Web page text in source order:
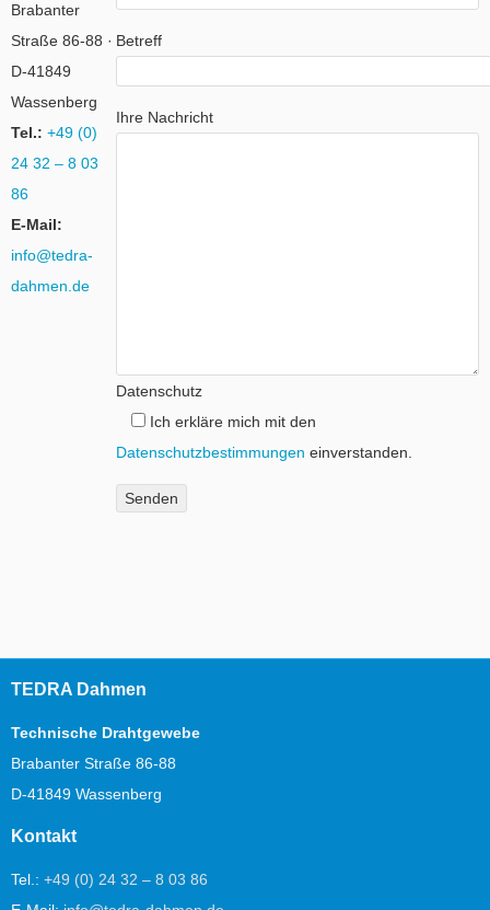
Brabanter
Straße 86-88 ·
D-41849
Wassenberg
Tel.: +49 (0)
24 32 – 8 03
86
E-Mail:
info@tedra-
dahmen.de
Betreff
Ihre Nachricht
Datenschutz
Ich erkläre mich mit den
Datenschutzbestimmungen einverstanden.
TEDRA Dahmen
Technische Drahtgewebe
Brabanter Straße 86-88
D-41849 Wassenberg
Kontakt
Tel.: +49 (0) 24 32 – 8 03 86